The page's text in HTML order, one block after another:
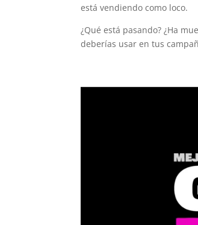
está vendiendo como loco.
¿Qué está pasando? ¿Ha
deberías usar en tus